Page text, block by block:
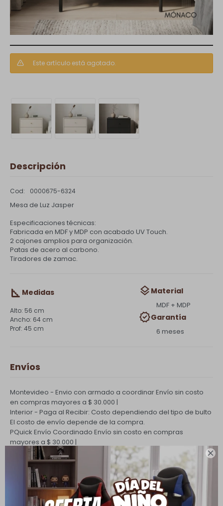

Este artículo está agotado.
Descripción
0000675-6324
Mesa de Luz Jasper
Especificaciones técnicas:
Fabricada en MDF y MDP con acabado UV Touch.
2 cajones amplios para organización.
Patas de acero al carbono.
Tiradores de zamac.
Medidas
56 cm
64 cm
45 cm
Material
MDF + MDP
Garantía
6 meses
Envíos
Montevideo - Envio con armado a coordinarEnvío sin costo
en compras mayores a $ 30.000 |
Interior - Paga al Recibir: Costo dependiendo del tipo de bulto
El costo de envío depende de la compra.
PQuick Envío Coordinado Envío sin costo en compras
mayores a $ 30.000 |
Cambios y Devoluciones
Todas las compras realizadas tienen un plazo de 5 días para
su cambio.